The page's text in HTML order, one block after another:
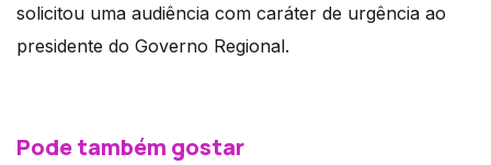
solicitou uma audiência com caráter de urgência ao
presidente do Governo Regional.
Pode também gostar